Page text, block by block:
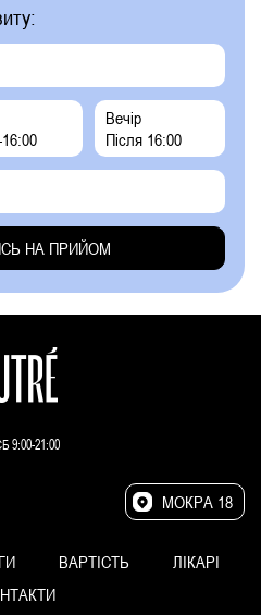
Вечір
Після 16:00
9:00-21:00
МОКРА 18
ВАРТІСТЬ
ЛІКАРІ